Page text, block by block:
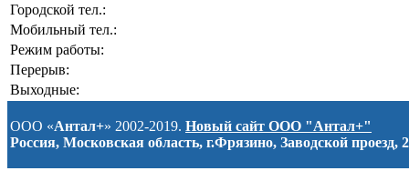
Городской тел.:
Мобильный тел.:
Режим работы:
Перерыв:
Выходные:
ООО «Антал+» 2002-2019. Новый сайт ООО "Антал+"
Россия, Московская область, г.Фрязино, Заводской проезд, 2